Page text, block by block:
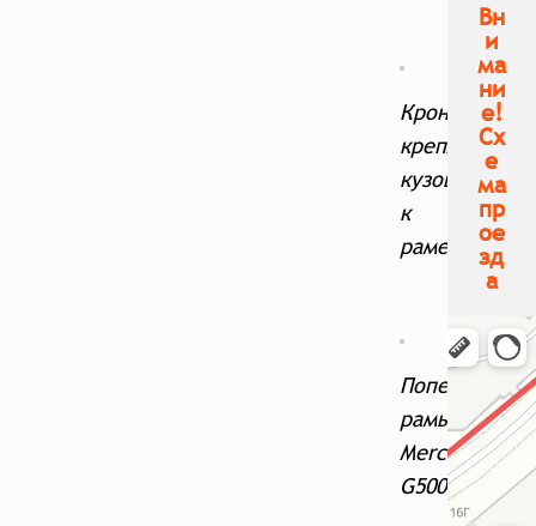
Кронштейн
крепления
кузова
к
раме
Поперечина
рамы
Mercedes
G500
Вн
и
ма
ни
е!
Сх
е
ма
пр
ое
зд
а